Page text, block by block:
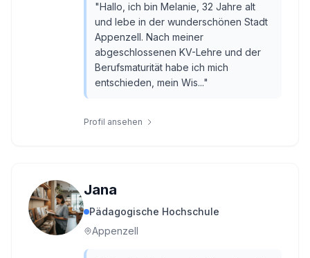
"Hallo, ich bin Melanie, 32 Jahre alt
und lebe in der wunderschönen Stadt
Appenzell. Nach meiner
abgeschlossenen KV-Lehre und der
Berufsmaturität habe ich mich
entschieden, mein Wis..."
Profil ansehen
Jana
Pädagogische Hochschule
Appenzell